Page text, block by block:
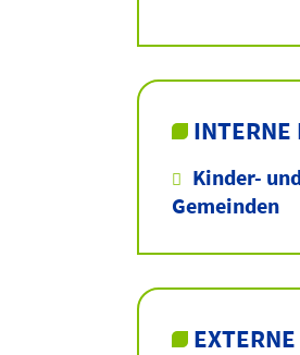
INTERNE
Kinder-
Gemeinden